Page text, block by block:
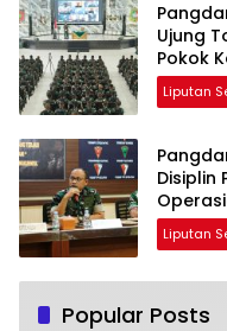
Ujung
Pokok
Liputan
Disiplin
Liputan
Popular Posts